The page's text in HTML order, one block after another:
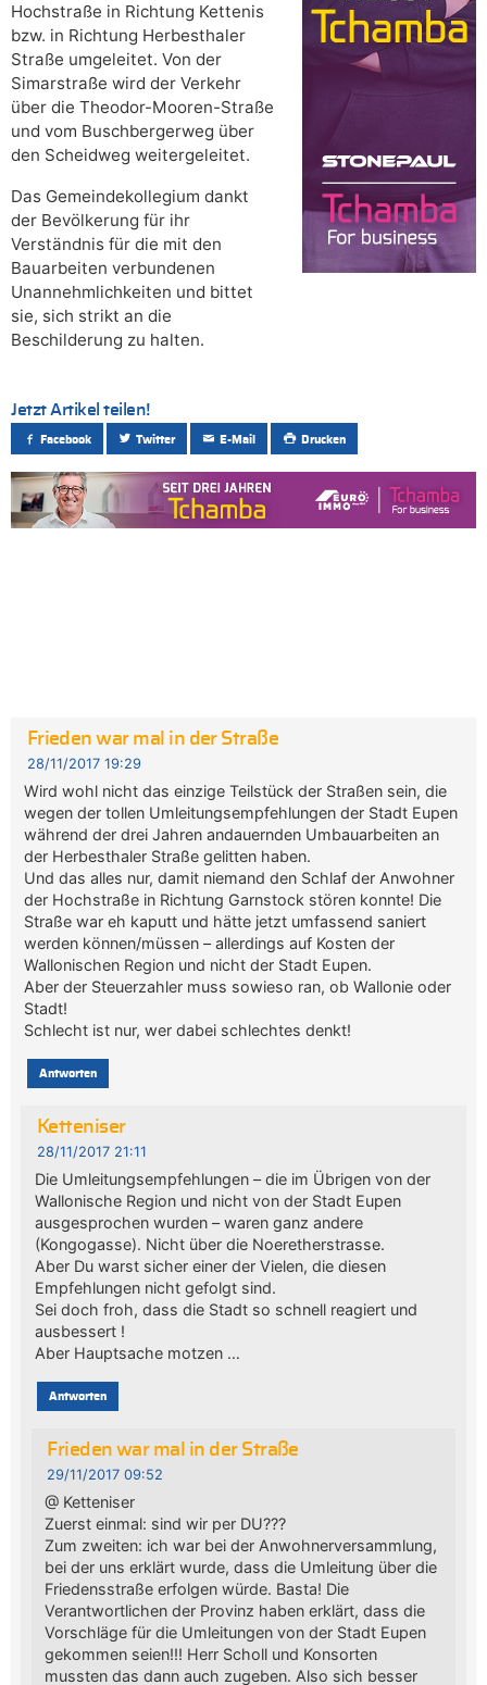
Hochstraße in Richtung Kettenis
bzw. in Richtung Herbesthaler
Straße umgeleitet. Von der
Simarstraße wird der Verkehr
über die Theodor-Mooren-Straße
und vom Buschbergerweg über
den Scheidweg weitergeleitet.
Das Gemeindekollegium dankt
der Bevölkerung für ihr
Verständnis für die mit den
Bauarbeiten verbundenen
Unannehmlichkeiten und bittet
sie, sich strikt an die
Beschilderung zu halten.
Jetzt Artikel teilen!
Facebook Twitter E-Mail Drucken
Frieden war mal in der Straße
28/11/2017 19:29
Wird wohl nicht das einzige Teilstück der Straßen sein, die
wegen der tollen Umleitungsempfehlungen der Stadt Eupen
während der drei Jahren andauernden Umbauarbeiten an
der Herbesthaler Straße gelitten haben.
Und das alles nur, damit niemand den Schlaf der Anwohner
der Hochstraße in Richtung Garnstock stören konnte! Die
Straße war eh kaputt und hätte jetzt umfassend saniert
werden können/müssen – allerdings auf Kosten der
Wallonischen Region und nicht der Stadt Eupen.
Aber der Steuerzahler muss sowieso ran, ob Wallonie oder
Stadt!
Schlecht ist nur, wer dabei schlechtes denkt!
Antworten
Ketteniser
28/11/2017 21:11
Die Umleitungsempfehlungen – die im Übrigen von der
Wallonische Region und nicht von der Stadt Eupen
ausgesprochen wurden – waren ganz andere
(Kongogasse). Nicht über die Noeretherstrasse.
Aber Du warst sicher einer der Vielen, die diesen
Empfehlungen nicht gefolgt sind.
Sei doch froh, dass die Stadt so schnell reagiert und
ausbessert !
Aber Hauptsache motzen …
Antworten
Frieden war mal in der Straße
29/11/2017 09:52
@ Ketteniser
Zuerst einmal: sind wir per DU???
Zum zweiten: ich war bei der Anwohnerversammlung,
bei der uns erklärt wurde, dass die Umleitung über die
Friedensstraße erfolgen würde. Basta! Die
Verantwortlichen der Provinz haben erklärt, dass die
Vorschläge für die Umleitungen von der Stadt Eupen
gekommen seien!!! Herr Scholl und Konsorten
mussten das dann auch zugeben. Also sich besser